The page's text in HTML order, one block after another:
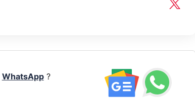
WhatsApp?